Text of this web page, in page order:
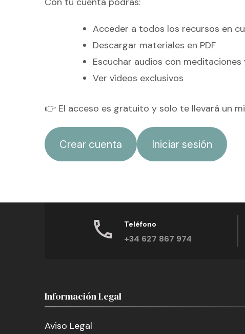
Acceder a todos los recursos en
Descargar materiales en PDF
Escuchar audios con
Ver vídeos exclusivos
👉 El acceso es gratuito y solo te llevará un
Crear cuenta Iniciar sesión
Teléfono
+34 627 867 974
Información Legal
Aviso Legal